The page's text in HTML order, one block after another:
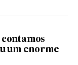
um enorme